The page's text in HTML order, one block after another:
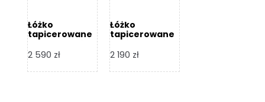
Łóżko
tapicerowane
Design
2 590 zł
Łóżko
tapicerowane
Design
2 190 zł